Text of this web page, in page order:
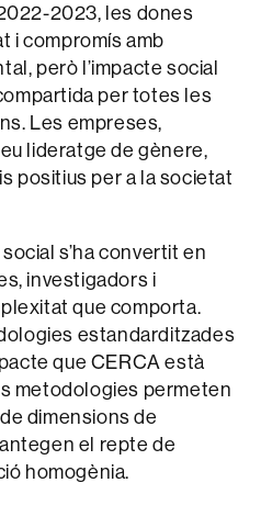
2023, les dones
i compromís amb
però l’impacte social
per totes les
Les empreses,
lideratge de gènere,
positius per a la societat
social s’ha convertit en
investigadors i
que comporta.
estandarditzades
que CERCA està
metodologies permeten
dimensions de
el repte de
homogènia.